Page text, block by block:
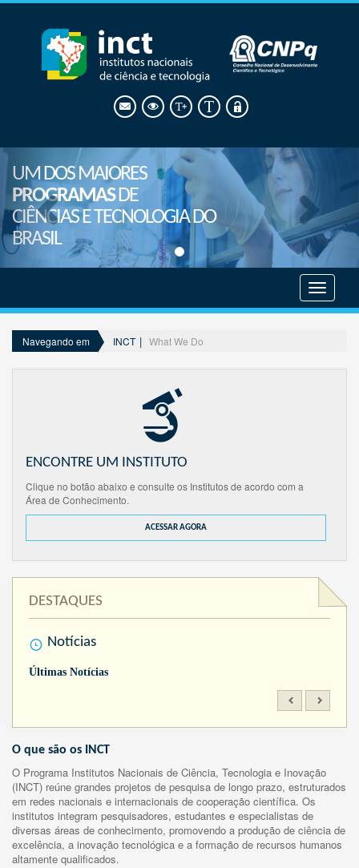
UM DOS MAIORES
PROGRAMASDE
CIÊNCIAS E TECNOLOGIA DO
BRASIL
menu
Navegando em INCT What We Do
ENCONTRE UM INSTITUTO
Clique no botão abaixo e consulte os Institutos de acordo com a
Área de Conhecimento.
ACESSAR AGORA
DESTAQUES
Notícias
Últimas Notícias
O que são os INCT
O Programa Institutos Nacionais de Ciência, Tecnologia e Inovação
(INCT) reúne grandes projetos de pesquisa de longo prazo, estruturados
em redes nacionais e internacionais de cooperação científica. Os
institutos integram pesquisadores, estudantes e especialistas de
diversas áreas de conhecimento, promovendo a produção de ciência de
excelência, a inovação tecnológica e a formação de recursos humanos
altamente qualificados.